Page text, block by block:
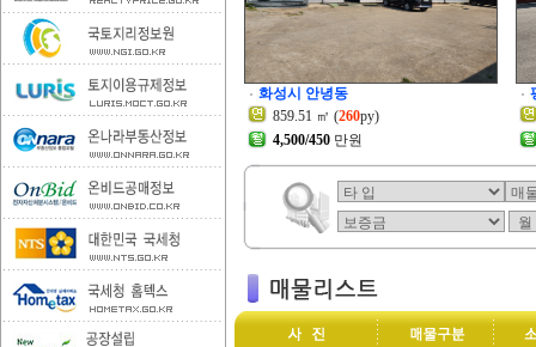
화성시 안녕동
859.51 ㎡ (260py)
4,500/450 만원